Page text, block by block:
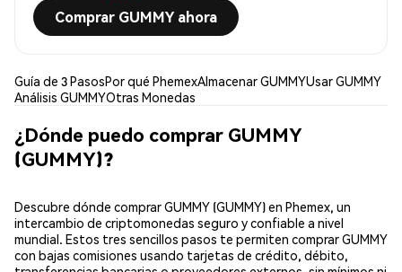
Comprar GUMMY ahora
Guía de 3 PasosPor qué PhemexAlmacenar GUMMYUsar GUMMY
Análisis GUMMYOtras Monedas
¿Dónde puedo comprar GUMMY
(GUMMY)?
Descubre dónde comprar GUMMY (GUMMY) en Phemex, un
intercambio de criptomonedas seguro y confiable a nivel
mundial. Estos tres sencillos pasos te permiten comprar GUMMY
con bajas comisiones usando tarjetas de crédito, débito,